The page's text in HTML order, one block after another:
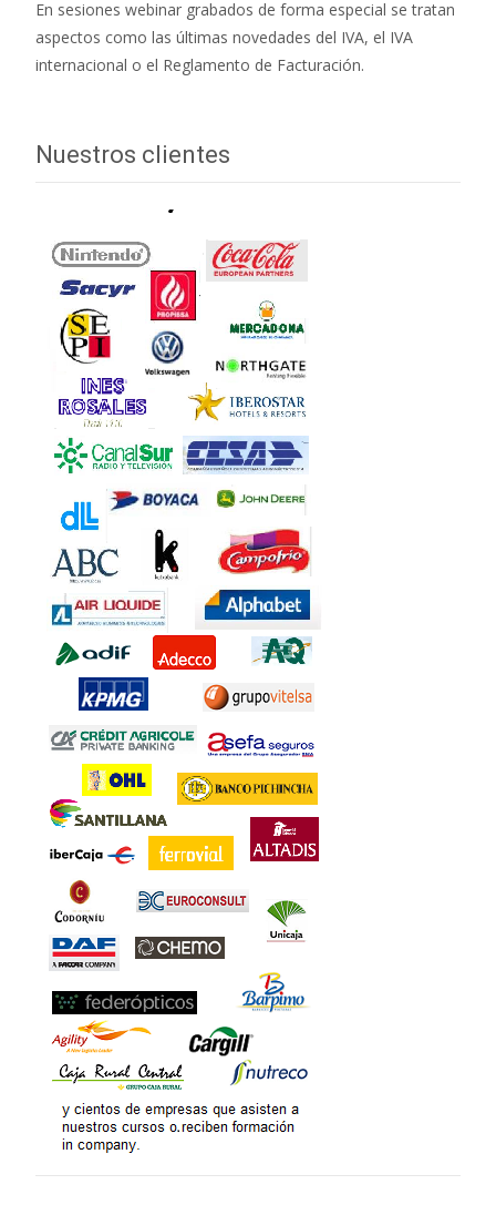
En sesiones webinar grabados de forma especial se tratan
aspectos como las últimas novedades del IVA, el IVA
internacional o el Reglamento de Facturación.
Nuestros clientes